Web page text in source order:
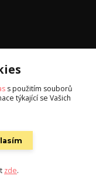
s použitím souborů
týkající se Vašich
zde.